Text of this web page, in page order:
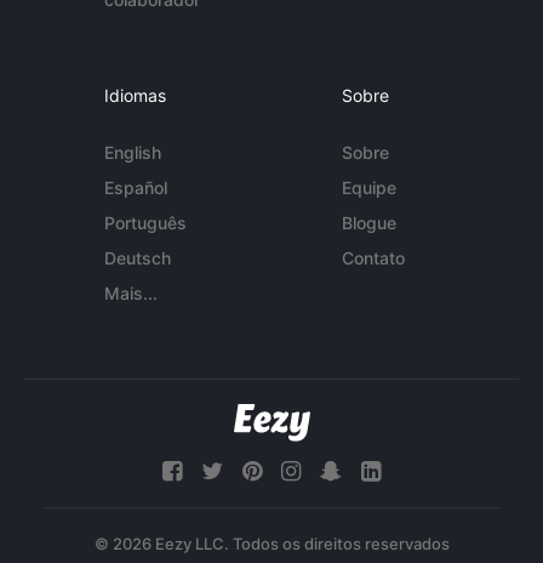
Idiomas
English
Español
Português
Deutsch
Mais...
Sobre
Sobre
Equipe
Blogue
Contato
© 2026 Eezy LLC. Todos os direitos reservados